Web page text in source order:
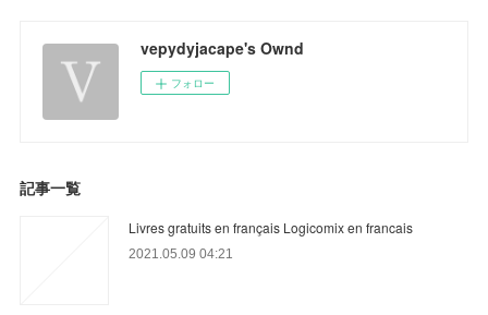
vepydyjacape's Ownd
フォロー
記事一覧
Livres gratuits en français Logicomix en francais
2021.05.09 04:21